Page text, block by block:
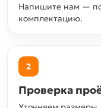
Напишите нам —
комплектацию.
2
Проверка